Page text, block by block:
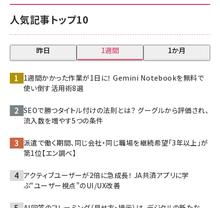
人気記事トップ10
昨日 1週間 1か月
1週間かかった作業が1日に！ Gemini Notebookを無料で
使い倒す活用術8選
SEOで勝つタイトル付けの法則とは？ グーグルから評価され、
流入数を増やす5つの条件
派遣で働く期間、同じ会社・同じ職場を継続希望「3年以上」が
第1位【エン調べ】
アクティブユーザーが2倍に急成長！ JA共済アプリに学
ぶ“ユーザー視点”のUI/UX改善